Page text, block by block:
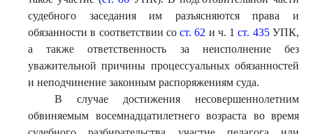
судебного заседания им разъясняются права и
обязанности в соответствии сост. 62 и ч. 1ст. 435УПК,
а также ответственность за неисполнение без
уважительной причины процессуальных обязанностей
и неподчинение законным распоряжениям суда.
В случае достижения несовершеннолетним
обвиняемым восемнадцатилетнего возраста во время